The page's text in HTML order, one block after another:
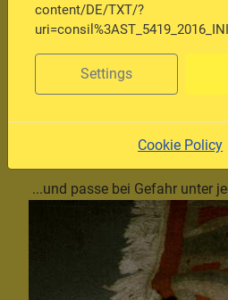
...argh...ein Ungeheuer....
...und passe bei Gefahr unter
content/DE/TXT/?
Settings
Cookie Policy